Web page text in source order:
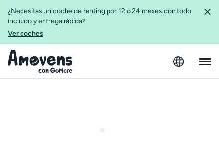
¿Necesitas un coche de renting por 12 o 24 meses con todo
incluido y entrega rápida?
Ver coches